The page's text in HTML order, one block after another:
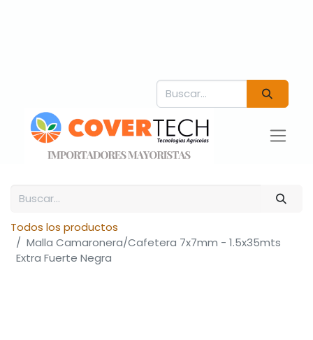
Todos los productos
Malla Camaronera/Cafetera 7x7mm - 1.5x35mts
Extra Fuerte Negra